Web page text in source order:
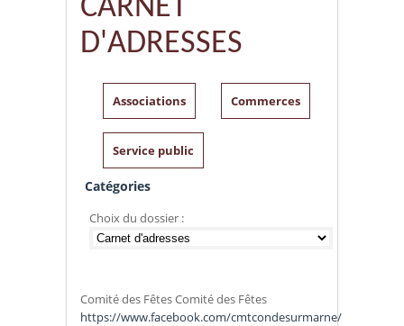
CARNET
D'ADRESSES
Associations Commerces
Service public
Catégories
Choix du dossier :
Comité des Fêtes Comité des Fêtes
https://www.facebook.com/cmtcondesurmarne/